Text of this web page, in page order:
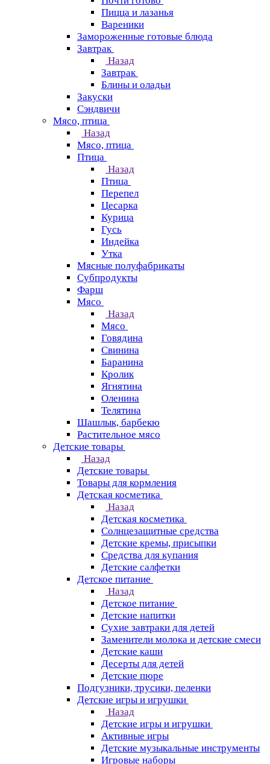
Пицца и лазанья
Вареники
Замороженные готовые блюда
Завтрак
Назад
Завтрак
Блины и оладьи
Закуски
Сэндвичи
Мясо, птица
Назад
Мясо, птица
Птица
Назад
Птица
Перепел
Цесарка
Курица
Гусь
Индейка
Утка
Мясные полуфабрикаты
Субпродукты
Фарш
Мясо
Назад
Мясо
Говядина
Свинина
Баранина
Кролик
Ягнятина
Оленина
Телятина
Шашлык, барбекю
Растительное мясо
Детские товары
Назад
Детские товары
Товары для кормления
Детская косметика
Назад
Детская косметика
Солнцезащитные средства
Детские кремы, присыпки
Средства для купания
Детские салфетки
Детское питание
Назад
Детское питание
Детские напитки
Сухие завтраки для детей
Заменители молока и детские смеси
Детские каши
Десерты для детей
Детские пюре
Подгузники, трусики, пеленки
Детские игры и игрушки
Назад
Детские игры и игрушки
Активные игры
Детские музыкальные инструменты
Игровые наборы